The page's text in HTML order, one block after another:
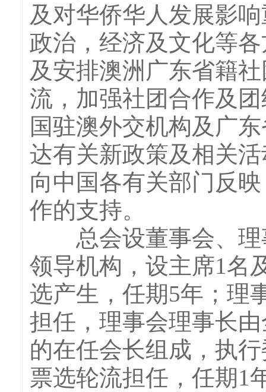
及对华侨华人发展影
政治，经济及文化等
及安排澳洲广东省籍
流，加强社团合作及
国驻澳外交机构及广
达有关新政策及相关
向中国各有关部门反
作的支持。
总会设董事会、理
领导机构，设主席1名
选产生，任期5年；理
担任，理事会理事长
的在任会长组成，执
票选轮流担任，任期1